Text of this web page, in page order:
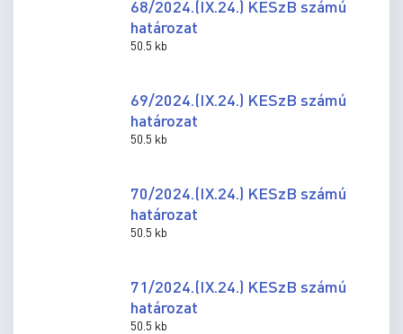
68/2024.(IX.24.) KESzB számú
határozat
50.5 kb
69/2024.(IX.24.) KESzB számú
határozat
50.5 kb
70/2024.(IX.24.) KESzB számú
határozat
50.5 kb
71/2024.(IX.24.) KESzB számú
határozat
50.5 kb